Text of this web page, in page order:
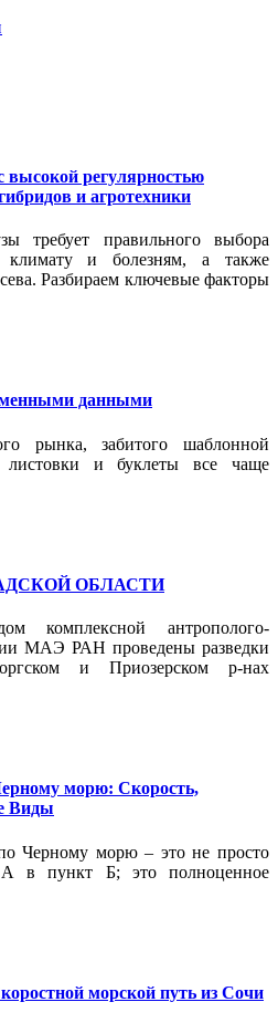
высокой регулярностью
и агротехники
требует правильного выбора
климату и болезням, а также
Разбираем ключевые факторы
данными
рынка, забитого шаблонной
листовки и буклеты все чаще
ОБЛАСТИ
комплексной антрополого-
МАЭ РАН проведены разведки
и Приозерском р-нах
морю: Скорость,
Виды
Черному морю – это не просто
в пункт Б; это полноценное
морской путь из Сочи